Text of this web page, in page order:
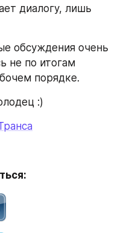
диалогу, лишь
обсуждения очень
не по итогам
порядке.
:)